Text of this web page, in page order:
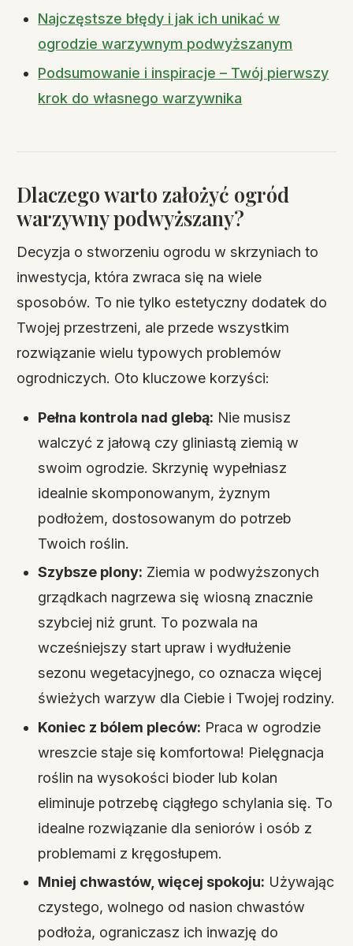
Najczęstsze błędy i jak ich unikać w
ogrodzie warzywnym podwyższanym
Podsumowanie i inspiracje – Twój pierwszy
krok do własnego warzywnika
Dlaczego warto założyć ogród
warzywny podwyższany?
Decyzja o stworzeniu ogrodu w skrzyniach to
inwestycja, która zwraca się na wiele
sposobów. To nie tylko estetyczny dodatek do
Twojej przestrzeni, ale przede wszystkim
rozwiązanie wielu typowych problemów
ogrodniczych. Oto kluczowe korzyści:
Pełna kontrola nad glebą: Nie musisz
walczyć z jałową czy gliniastą ziemią w
swoim ogrodzie. Skrzynię wypełniasz
idealnie skomponowanym, żyznym
podłożem, dostosowanym do potrzeb
Twoich roślin.
Szybsze plony: Ziemia w podwyższonych
grządkach nagrzewa się wiosną znacznie
szybciej niż grunt. To pozwala na
wcześniejszy start upraw i wydłużenie
sezonu wegetacyjnego, co oznacza więcej
świeżych warzyw dla Ciebie i Twojej rodziny.
Koniec z bólem pleców: Praca w ogrodzie
wreszcie staje się komfortowa! Pielęgnacja
roślin na wysokości bioder lub kolan
eliminuje potrzebę ciągłego schylania się. To
idealne rozwiązanie dla seniorów i osób z
problemami z kręgosłupem.
Mniej chwastów, więcej spokoju: Używając
czystego, wolnego od nasion chwastów
podłoża, ograniczasz ich inwazję do